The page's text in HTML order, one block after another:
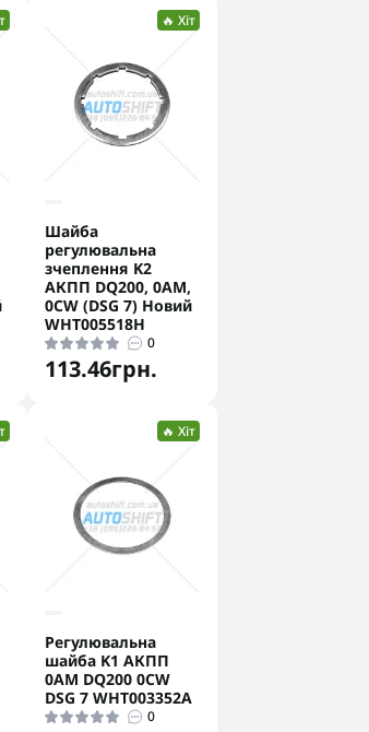
🔥 Хіт
Шайба
регулювальна
зчеплення K2
АКПП DQ200, 0AM,
0CW (DSG 7) Новий
WHT005518H
0
113.46грн.
🔥 Хіт
Регулювальна
шайба K1 АКПП
0AM DQ200 0CW
DSG 7 WHT003352A
0